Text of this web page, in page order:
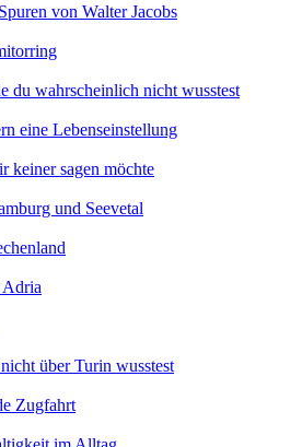
von Walter Jacobs
du wahrscheinlich nicht wusstest
eine Lebenseinstellung
keiner sagen möchte
und Seevetal
Adria
über Turin wusstest
Zugfahrt